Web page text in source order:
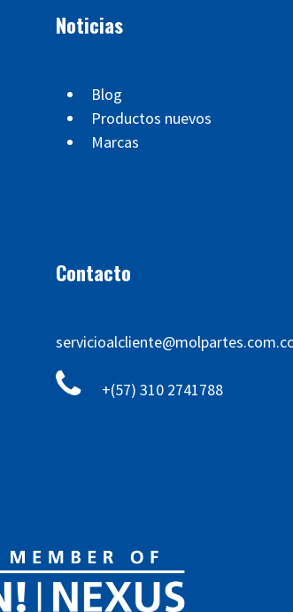
Noticias
Blog
Productos nuevos
Marcas
Contacto
+(57) 310 2741788